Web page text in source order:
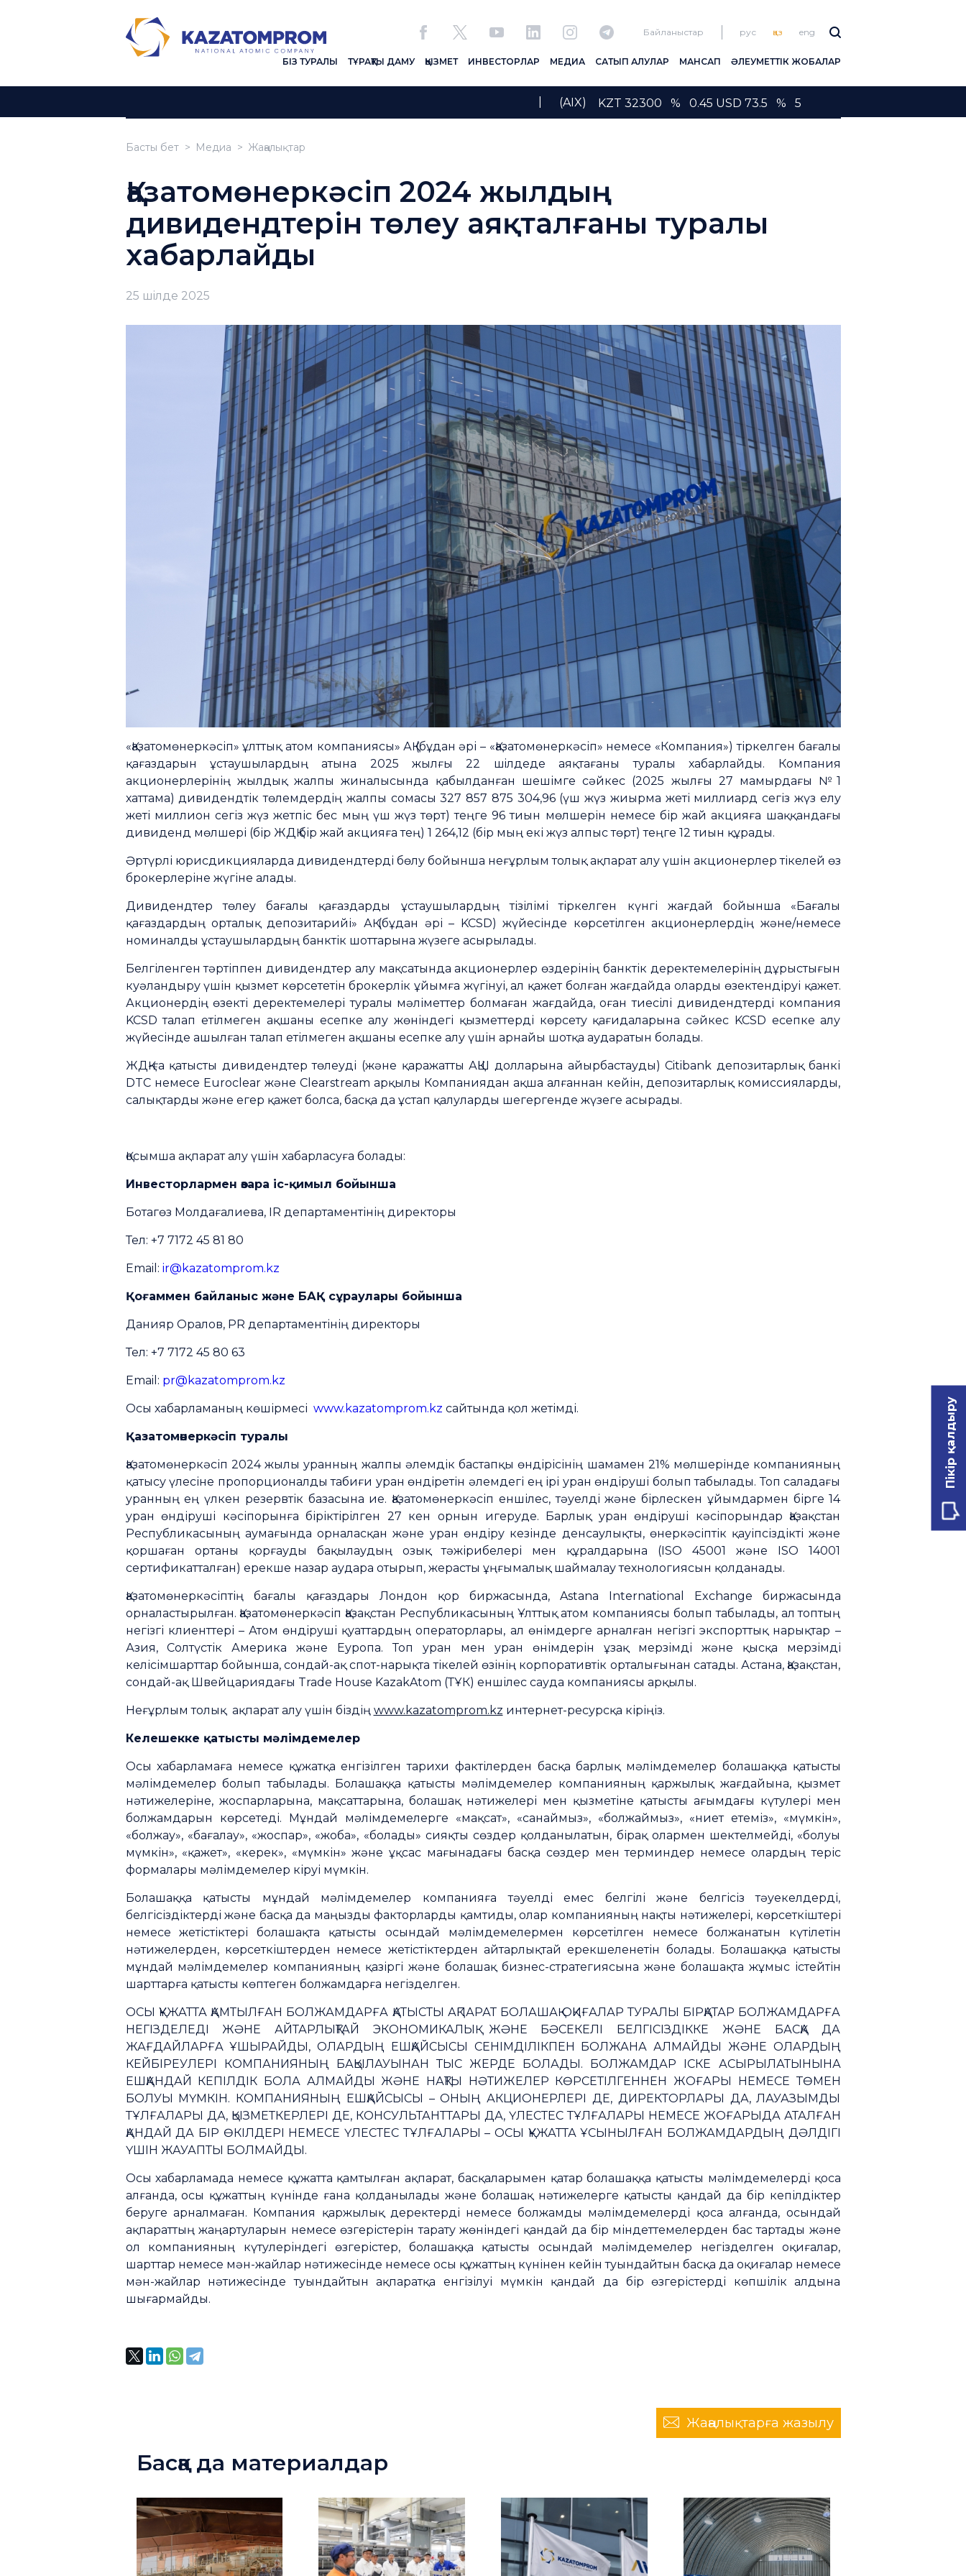
Байланыстар рус қаз eng
БІЗ ТУРАЛЫ ТҰРАҚТЫ ДАМУ ҚЫЗМЕТ ИНВЕСТОРЛАР МЕДИА САТЫП АЛУЛАР МАНСАП ӘЛЕУМЕТТІК ЖОБАЛАР
(AIX) KZT 32300 % 0.45 USD 73.5 % 5
Басты бет Медиа Жаңалықтар
Қазатомөнеркәсіп 2024 жылдың
дивидендтерін төлеу аяқталғаны туралы
хабарлайды
25 шiлде 2025
«Қазатомөнеркәсіп» ұлттық атом компаниясы» АҚ (бұдан әрі – «Қазатомөнеркәсіп» немесе «Компания») тіркелген бағалы
қағаздарын ұстаушылардың атына 2025 жылғы 22 шiлдеде аяқтағаны туралы хабарлайды. Компания
акционерлерінің жылдық жалпы жиналысында қабылданған шешімге сәйкес (2025 жылғы 27 мамырдағы №1
хаттама) дивидендтік төлемдердің жалпы сомасы 327 857 875 304,96 (үш жүз жиырма жеті миллиард сегіз жүз елу
жеті миллион сегіз жүз жетпіс бес мың үш жүз төрт) теңге 96 тиын мөлшерін немесе бір жай акцияға шаққандағы
дивиденд мөлшері (бір ЖДҚ бір жай акцияға тең) 1 264,12 (бір мың екі жүз алпыс төрт) теңге 12 тиын құрады.
Әртүрлі юрисдикцияларда дивидендтерді бөлу бойынша неғұрлым толық ақпарат алу үшін акционерлер тікелей өз
брокерлеріне жүгіне алады.
Дивидендтер төлеу бағалы қағаздарды ұстаушылардың тізілімі тіркелген күнгі жағдай бойынша «Бағалы
қағаздардың орталық депозитарийі» АҚ (бұдан әрі – KCSD) жүйесінде көрсетілген акционерлердің және/немесе
номиналды ұстаушылардың банктік шоттарына жүзеге асырылады.
Белгіленген тәртіппен дивидендтер алу мақсатында акционерлер өздерінің банктік деректемелерінің дұрыстығын
куәландыру үшін қызмет көрсететін брокерлік ұйымға жүгінуі, ал қажет болған жағдайда оларды өзектендіруі қажет.
Акционердің өзекті деректемелері туралы мәліметтер болмаған жағдайда, оған тиесілі дивидендтерді компания
KCSD талап етілмеген ақшаны есепке алу жөніндегі қызметтерді көрсету қағидаларына сәйкес KCSD есепке алу
жүйесінде ашылған талап етілмеген ақшаны есепке алу үшін арнайы шотқа аударатын болады.
ЖДҚ-ға қатысты дивидендтер төлеуді (және қаражатты АҚШ долларына айырбастауды) Citibank депозитарлық банкі
DTC немесе Euroclear және Clearstream арқылы Компаниядан ақша алғаннан кейін, депозитарлық комиссияларды,
салықтарды және егер қажет болса, басқа да ұстап қалуларды шегергенде жүзеге асырады.
Қосымша ақпарат алу үшін хабарласуға болады:
Инвесторлармен өзара іс-қимыл бойынша
Ботагөз Молдағалиева, IR департаментінің директоры
Тел: +7 7172 45 81 80
Email: ir@kazatomprom.kz
Қоғаммен байланыс және БАҚ сұраулары бойынша
Данияр Оралов, PR департаментінің директоры
Тел: +7 7172 45 80 63
Email: pr@kazatomprom.kz
Осы хабарламаның көшірмесі www.kazatomprom.kz сайтында қол жетімді.
Қазатомөнеркәсіп туралы
Қазатомөнеркәсіп 2024 жылы уранның жалпы әлемдік бастапқы өндірісінің шамамен 21% мөлшерінде компанияның
қатысу үлесіне пропорционалды табиғи уран өндіретін әлемдегі ең ірі уран өндіруші болып табылады. Топ саладағы
уранның ең үлкен резервтік базасына ие. Қазатомөнеркәсіп еншілес, тәуелді және бірлескен ұйымдармен бірге 14
уран өндіруші кәсіпорынға біріктірілген 27 кен орнын игеруде. Барлық уран өндіруші кәсіпорындар Қазақстан
Республикасының аумағында орналасқан және уран өндіру кезінде денсаулықты, өнеркәсіптік қауіпсіздікті және
қоршаған ортаны қорғауды бақылаудың озық тәжірибелері мен құралдарына (ISO 45001 және ISO 14001
сертификатталған) ерекше назар аудара отырып, жерасты ұңғымалық шаймалау технологиясын қолданады.
Қазатомөнеркәсіптің бағалы қағаздары Лондон қор биржасында, Astana International Exchange биржасында
орналастырылған. Қазатомөнеркәсіп Қазақстан Республикасының Ұлттық атом компаниясы болып табылады, ал топтың
негізгі клиенттері – Атом өндіруші қуаттардың операторлары, ал өнімдерге арналған негізгі экспорттық нарықтар –
Азия, Солтүстік Америка және Еуропа. Топ уран мен уран өнімдерін ұзақ мерзімді және қысқа мерзімді
келісімшарттар бойынша, сондай-ақ спот-нарықта тікелей өзінің корпоративтік орталығынан сатады. Астана, Қазақстан,
сондай-ақ Швейцариядағы Trade House KazakAtom (ТҰК) еншілес сауда компаниясы арқылы.
Неғұрлым толық ақпарат алу үшін біздің www.kazatomprom.kz интернет-ресурсқа кіріңіз.
Келешекке қатысты мәлімдемелер
Осы хабарламаға немесе құжатқа енгізілген тарихи фактілерден басқа барлық мәлімдемелер болашаққа қатысты
мәлімдемелер болып табылады. Болашаққа қатысты мәлімдемелер компанияның қаржылық жағдайына, қызмет
нәтижелеріне, жоспарларына, мақсаттарына, болашақ нәтижелері мен қызметіне қатысты ағымдағы күтулері мен
болжамдарын көрсетеді. Мұндай мәлімдемелерге «мақсат», «санаймыз», «болжаймыз», «ниет етеміз», «мүмкін»,
«болжау», «бағалау», «жоспар», «жоба», «болады» сияқты сөздер қолданылатын, бірақ олармен шектелмейді, «болуы
мүмкін», «қажет», «керек», «мүмкін» және ұқсас мағынадағы басқа сөздер мен терминдер немесе олардың теріс
формалары мәлімдемелер кіруі мүмкін.
Болашаққа қатысты мұндай мәлімдемелер компанияға тәуелді емес белгілі және белгісіз тәуекелдерді,
белгісіздіктерді және басқа да маңызды факторларды қамтиды, олар компанияның нақты нәтижелері, көрсеткіштері
немесе жетістіктері болашақта қатысты осындай мәлімдемелермен көрсетілген немесе болжанатын күтілетін
нәтижелерден, көрсеткіштерден немесе жетістіктерден айтарлықтай ерекшеленетін болады. Болашаққа қатысты
мұндай мәлімдемелер компанияның қазіргі және болашақ бизнес-стратегиясына және болашақта жұмыс істейтін
шарттарға қатысты көптеген болжамдарға негізделген.
ОСЫ ҚҰЖАТТА ҚАМТЫЛҒАН БОЛЖАМДАРҒА ҚАТЫСТЫ АҚПАРАТ БОЛАШАҚ ОҚИҒАЛАР ТУРАЛЫ БІРҚАТАР БОЛЖАМДАРҒА
НЕГІЗДЕЛЕДІ ЖӘНЕ АЙТАРЛЫҚТАЙ ЭКОНОМИКАЛЫҚ ЖӘНЕ БӘСЕКЕЛІ БЕЛГІСІЗДІККЕ ЖӘНЕ БАСҚА ДА
ЖАҒДАЙЛАРҒА ҰШЫРАЙДЫ, ОЛАРДЫҢ ЕШҚАЙСЫСЫ СЕНІМДІЛІКПЕН БОЛЖАНА АЛМАЙДЫ ЖӘНЕ ОЛАРДЫҢ
КЕЙБІРЕУЛЕРІ КОМПАНИЯНЫҢ БАҚЫЛАУЫНАН ТЫС ЖЕРДЕ БОЛАДЫ. БОЛЖАМДАР ІСКЕ АСЫРЫЛАТЫНЫНА
ЕШҚАНДАЙ КЕПІЛДІК БОЛА АЛМАЙДЫ ЖӘНЕ НАҚТЫ НӘТИЖЕЛЕР КӨРСЕТІЛГЕННЕН ЖОҒАРЫ НЕМЕСЕ ТӨМЕН
БОЛУЫ МҮМКІН. КОМПАНИЯНЫҢ ЕШҚАЙСЫСЫ – ОНЫҢ АКЦИОНЕРЛЕРІ ДЕ, ДИРЕКТОРЛАРЫ ДА, ЛАУАЗЫМДЫ
ТҰЛҒАЛАРЫ ДА, ҚЫЗМЕТКЕРЛЕРІ ДЕ, КОНСУЛЬТАНТТАРЫ ДА, ҮЛЕСТЕС ТҰЛҒАЛАРЫ НЕМЕСЕ ЖОҒАРЫДА АТАЛҒАН
ҚАНДАЙ ДА БІР ӨКІЛДЕРІ НЕМЕСЕ ҮЛЕСТЕС ТҰЛҒАЛАРЫ – ОСЫ ҚҰЖАТТА ҰСЫНЫЛҒАН БОЛЖАМДАРДЫҢ ДӘЛДІГІ
ҮШІН ЖАУАПТЫ БОЛМАЙДЫ.
Осы хабарламада немесе құжатта қамтылған ақпарат, басқаларымен қатар болашаққа қатысты мәлімдемелерді қоса
алғанда, осы құжаттың күнінде ғана қолданылады және болашақ нәтижелерге қатысты қандай да бір кепілдіктер
беруге арналмаған. Компания қаржылық деректерді немесе болжамды мәлімдемелерді қоса алғанда, осындай
ақпараттың жаңартуларын немесе өзгерістерін тарату жөніндегі қандай да бір міндеттемелерден бас тартады және
ол компанияның күтулеріндегі өзгерістер, болашаққа қатысты осындай мәлімдемелер негізделген оқиғалар,
шарттар немесе мән-жайлар нәтижесінде немесе осы құжаттың күнінен кейін туындайтын басқа да оқиғалар немесе
мән-жайлар нәтижесінде туындайтын ақпаратқа енгізілуі мүмкін қандай да бір өзгерістерді көпшілік алдына
шығармайды.
Жаңалықтарға жазылу
Басқа да материалдар
Пікір қалдыру